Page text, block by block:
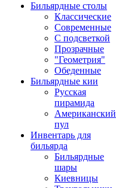
Бильярдные столы
Классические
Современные
С подсветкой
Прозрачные
"Геометрия"
Обеденные
Бильярдные кии
Русская
пирамида
Американский
пул
Инвентарь для
бильярда
Бильярдные
шары
Киевницы